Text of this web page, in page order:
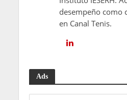
desempeño como
en Canal Tenis.
Ads